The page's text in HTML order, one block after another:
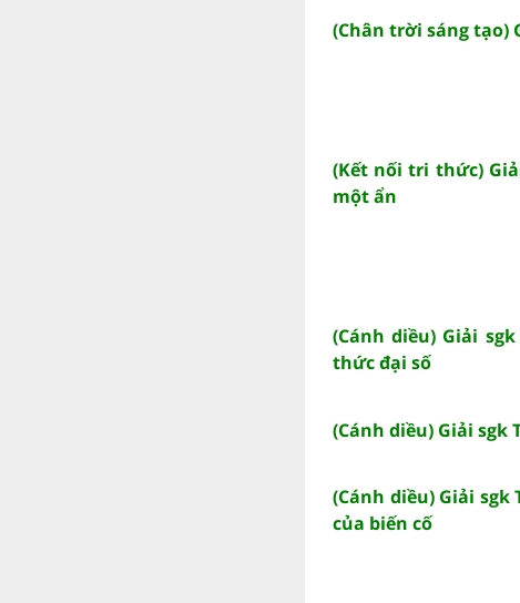
(Chân trời sáng tạo)
(Kết nối tri thức)
một ẩn
(Cánh diều) Giải
thức đại số
(Cánh diều) Giải sgk
(Cánh diều) Giải
của biến cố